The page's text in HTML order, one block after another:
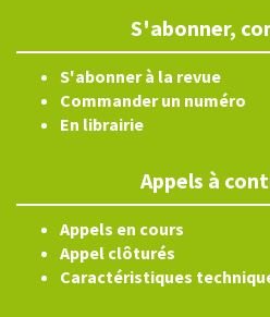
S'abonner,
S'abonner à la revue
Commander un numéro
En librairie
Appels à
Appels en cours
Appel clôturés
Caractéristiques